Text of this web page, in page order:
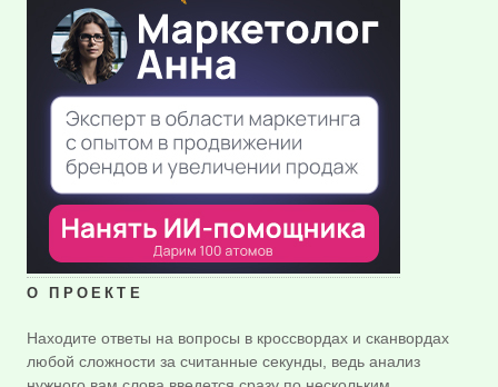
О ПРОЕКТЕ
Находите ответы на вопросы в кроссвордах и сканвордах
любой сложности за считанные секунды, ведь анализ